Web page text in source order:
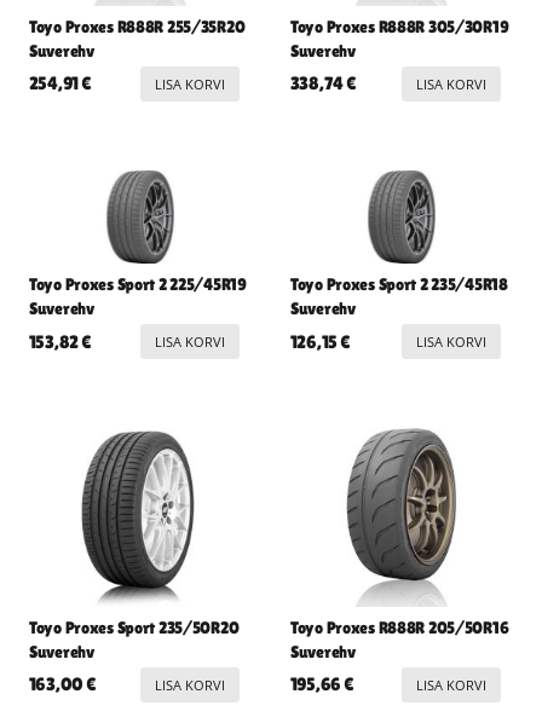
Toyo Proxes R888R 255/35R20
Suverehv
254,91€ LISA KORVI
Toyo Proxes R888R 305/30R19
Suverehv
338,74€ LISA KORVI
Toyo Proxes Sport 2 225/45R19
Suverehv
153,82€ LISA KORVI
Toyo Proxes Sport 2 235/45R18
Suverehv
126,15€ LISA KORVI
Toyo Proxes Sport 235/50R20
Suverehv
163,00€ LISA KORVI
Toyo Proxes R888R 205/50R16
Suverehv
195,66€ LISA KORVI